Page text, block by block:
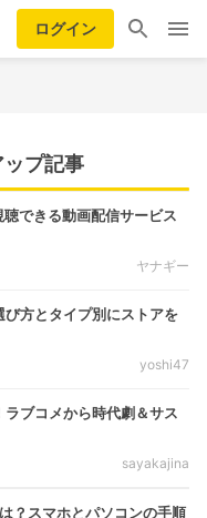
ログイン
ップ記事
できる動画配信サービス
ヤナギー
方とタイプ別にストアを
yoshi47
ブコメから時代劇＆サス
sayakajina
？スマホとパソコンの手順